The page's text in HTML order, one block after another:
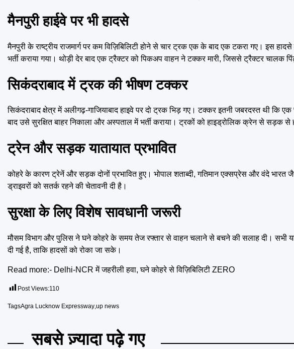
मैनपुरी हाईवे पर भी हादसे
मैनपुरी के राष्ट्रीय राजमार्ग पर कम विज़िबिलिटी होने से चार ट्रक एक के बाद एक टकरा गए। इस
भर्ती कराया गया। थोड़ी देर बाद एक ट्रैक्टर को पिकअप वाहन ने टक्कर मारी, जिससे ट्रैक्टर
सिकंदराबाद में ट्रक की भीषण टक्कर
सिकंदराबाद क्षेत्र में अलीगढ़-गाजियाबाद हाइवे पर दो ट्रक भिड़ गए। टक्कर इतनी जबरदस्त थी
बाद उसे सुरक्षित बाहर निकाला और अस्पताल में भर्ती कराया। ट्रकों को हाइड्रोलिक क्रेन से सड़क
ट्रेन और सड़क यातायात प्रभावित
कोहरे के कारण ट्रेनें और सड़क दोनों प्रभावित हुए। भोपाल शताब्दी, गतिमान एक्सप्रेस और वंदे भारत
ड्राइवरों को सतर्क रहने की चेतावनी दी है।
सुरक्षा के लिए विशेष सावधानी जरूरी
मौसम विभाग और पुलिस ने घने कोहरे के समय तेज रफ्तार से वाहन चलाने से बचने की सलाह दी। सभी
दी गई है, ताकि हादसों को रोका जा सके।
Read more:- Delhi-NCR में जहरीली हवा, घने कोहरे से विज़िबिलिटी ZERO
Post Views:110
TagsAgra Lucknow Expressway up news
सबसे ज़्यादा पढ़े गए